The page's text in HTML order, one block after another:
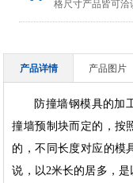
格尺寸产品皆可洽
产品详情 产品图片
防撞墙钢模具的加
撞墙预制块而定的，按
的，不同长度对应的模
说，以2米长的居多，